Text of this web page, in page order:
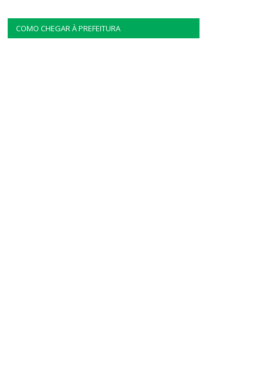
COMO CHEGAR À PREFEITURA